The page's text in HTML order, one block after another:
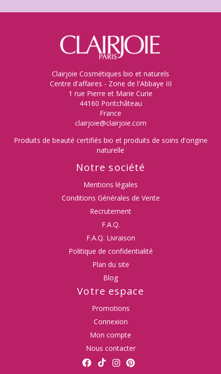
Clairjoie Cosmétiques bio et naturels
Centre d'affaires - Zone de l'Abbaye III
1 rue Pierre et Marie Curie
44160 Pontchâteau
France
clairjoie@clairjoie.com
Produits de beauté certifiés bio et produits de soins d'origine
naturelle
Notre société
Mentions légales
Conditions Générales de Vente
Recrutement
F.A.Q.
F.A.Q. Livraison
Politique de confidentialité
Plan du site
Blog
Votre espace
Promotions
Connexion
Mon compte
Nous contacter